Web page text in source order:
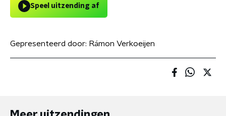
Speel uitzending af
Gepresenteerd door: Rámon Verkoeijen